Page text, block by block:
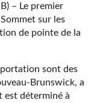
– Le premier
sur les
de pointe de la
sont des
Brunswick, a
est déterminé à